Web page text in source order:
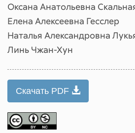
Оксана Анатольевна
Елена Алексеевна Гесслер
Наталья Александровна
Линь Чжан-Хун
Скачать PDF